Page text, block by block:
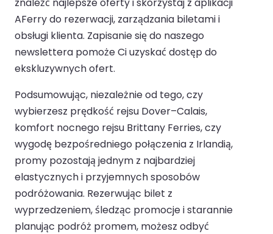
AFerry do rezerwacji, zarządzania biletami i
obsługi klienta. Zapisanie się do naszego
newslettera pomoże Ci uzyskać dostęp do
ekskluzywnych ofert.
Podsumowując, niezależnie od tego, czy
wybierzesz prędkość rejsu Dover–Calais,
komfort nocnego rejsu Brittany Ferries, czy
wygodę bezpośredniego połączenia z Irlandią,
promy pozostają jednym z najbardziej
elastycznych i przyjemnych sposobów
podróżowania. Rezerwując bilet z
wyprzedzeniem, śledząc promocje i starannie
planując podróż promem, możesz odbyć